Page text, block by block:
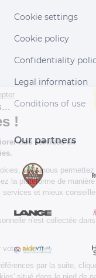
Cookie settings
Cookie policy
Confidentiality
Legal information
Conditions of use
Our partners
Continuer sans accepter
Salut c'est nous...
les Cookies !
Aidez-nous à améliorer
En acceptant les
comment vous utilisez
aide à améliorer nos
Aucune donnée
Merci d’avance pour
Pour modifier vos
'Préférences de cookies'